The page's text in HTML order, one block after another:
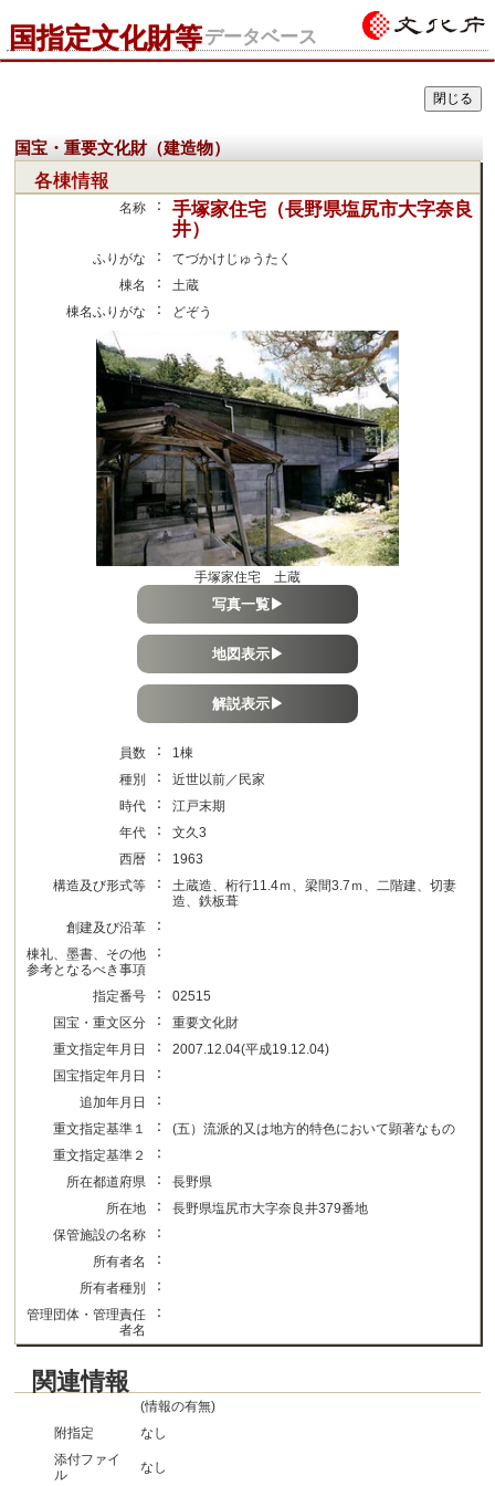
国指定文化財等データベース
国宝・重要文化財（建造物）
各棟情報
名称 ：
手塚家住宅（長野県塩尻市大字奈良
井）
ふりがな ：
てづかけじゅうたく
棟名
：
土蔵
棟名ふりがな
： どぞう
手塚家住宅 土蔵
写真一覧▶
地図表示▶
解説表示▶
員数 ：
1棟
種別
：
近世以前／民家
時代
：
江戸末期
年代
：
文久3
西暦
：
1963
構造及び形式等
：
土蔵造、桁行11.4ｍ、梁間3.7ｍ、二階建、切妻
造、鉄板葺
創建及び沿革
：
棟礼、墨書、その他
参考となるべき事項
：
指定番号 ：
02515
国宝・重文区分
：
重要文化財
重文指定年月日
：
2007.12.04(平成19.12.04)
国宝指定年月日
：
追加年月日 ：
重文指定基準１ ：
(五）流派的又は地方的特色において顕著なもの
重文指定基準２
：
所在都道府県 ：
長野県
所在地
：
長野県塩尻市大字奈良井379番地
保管施設の名称
：
所有者名 ：
所有者種別 ：
管理団体・管理責任
者名
：
関連情報
(情報の有無)
附指定
なし
添付ファイ
ル
なし